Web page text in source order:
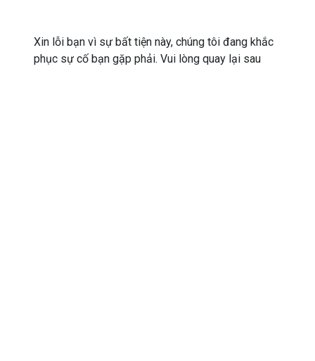
Xin lỗi bạn vì sự bất tiện này, chúng tôi đang khắc
phục sự cố bạn gặp phải. Vui lòng quay lại sau